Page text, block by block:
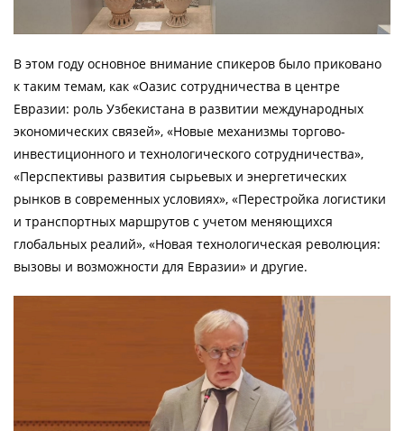
В этом году основное внимание спикеров было приковано
к таким темам, как «Оазис сотрудничества в центре
Евразии: роль Узбекистана в развитии международных
экономических связей», «Новые механизмы торгово-
инвестиционного и технологического сотрудничества»,
«Перспективы развития сырьевых и энергетических
рынков в современных условиях», «Перестройка логистики
и транспортных маршрутов с учетом меняющихся
глобальных реалий», «Новая технологическая революция:
вызовы и возможности для Евразии» и другие.